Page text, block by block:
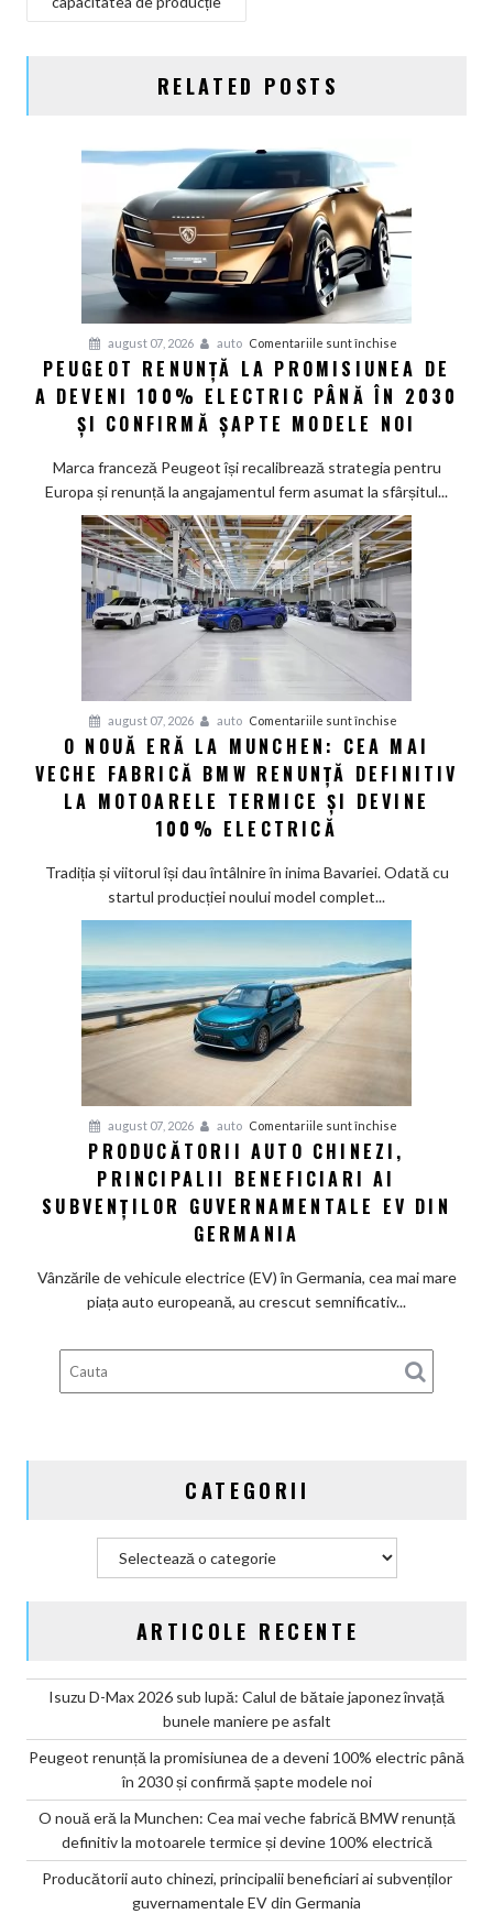
RELATED POSTS
august 07, 2026 auto Comentariile sunt închise
Peugeot
renunță
la
de
a
100%
electric
până
2030
șapte
noi
PEUGEOT RENUNȚĂ LA PROMISIUNEA DE
A DEVENI 100% ELECTRIC PÂNĂ ÎN 2030
ȘI CONFIRMĂ ȘAPTE MODELE NOI
Marca franceză Peugeot își recalibrează strategia pentru
Europa și renunță la angajamentul ferm asumat la sfârșitul...
august 07, 2026 auto Comentariile sunt închise
O
nouă
eră
Cea
BMW
renunță
și
100%
O NOUĂ ERĂ LA MUNCHEN: CEA MAI
VECHE FABRICĂ BMW RENUNȚĂ DEFINITIV
LA MOTOARELE TERMICE ȘI DEVINE
100% ELECTRICĂ
Tradiția și viitorul își dau întâlnire în inima Bavariei. Odată cu
startul producției noului model complet...
august 07, 2026 auto Comentariile sunt închise
chinezi,
din
Germania
PRODUCĂTORII AUTO CHINEZI,
PRINCIPALII BENEFICIARI AI
SUBVENȚILOR GUVERNAMENTALE EV DIN
GERMANIA
Vânzările de vehicule electrice (EV) în Germania, cea mai mare
piața auto europeană, au crescut semnificativ...
CATEGORII
ARTICOLE RECENTE
Isuzu D-Max 2026 sub lupă: Calul de bătaie japonez învață
bunele maniere pe asfalt
Peugeot renunță la promisiunea de a deveni 100% electric până
în 2030 și confirmă șapte modele noi
O nouă eră la Munchen: Cea mai veche fabrică BMW renunță
definitiv la motoarele termice și devine 100% electrică
Producătorii auto chinezi, principalii beneficiari ai subvenților
guvernamentale EV din Germania